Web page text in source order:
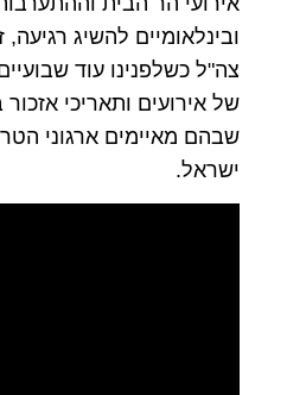
ובינלאומיים להשיג
צה"ל כשלפנינו עוד
של אירועים ותאריכי
שבהם מאיימים ארגוני
ישראל.